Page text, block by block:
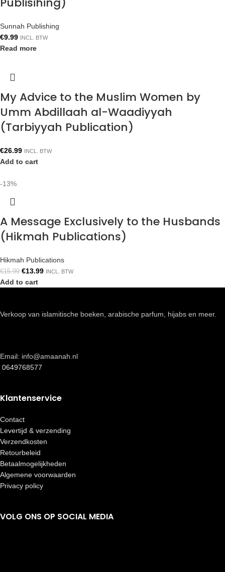
Sunnah Publishing
€9.99 INCL. BTW
Read more
My Advice to the Muslim Women by
Umm Abdillaah al-Waadiyyah
(Tarbiyyah Publication)
€26.99 INCL. BTW
Add to cart
-13%
A Message Exclusively to the Husbands
(Hikmah Publications)
Hikmah Publications
€15.99 €13.99 INCL. BTW
Add to cart
Verkoop van islamitische boeken, arabische parfum, hijabs en meer.
Email: info@amaanah.nl
0649768577
Klantenservice
Contact
Levertijd & verzending
Verzendkosten
Retourbeleid
Betaalmogelijkheden
Algemene voorwaarden
Privacy policy
VOLG ONS OP SOCIAL MEDIA